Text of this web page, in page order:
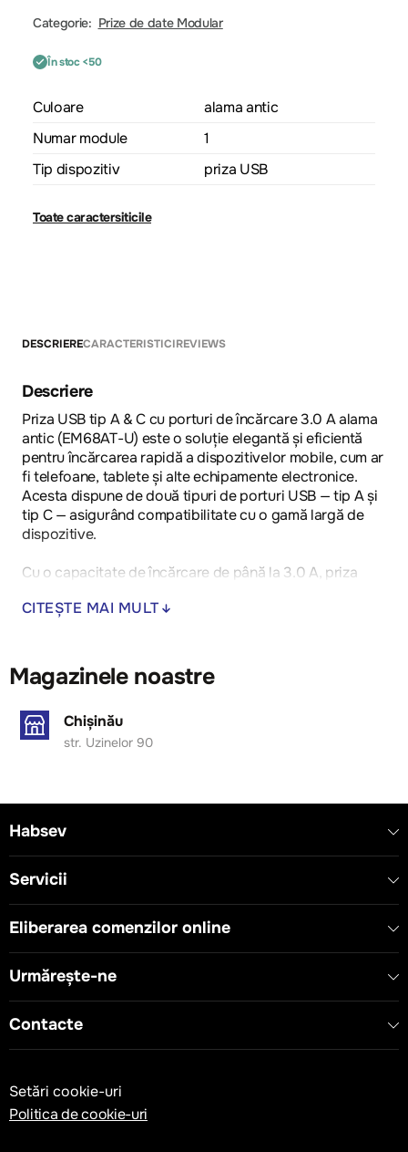
Categorie: Prize de date Modular
În stoc <50
Culoare
alama antic
Numar module
1
Tip dispozitiv
priza USB
Toate caractersiticile
DESCRIERECARACTERISTICIREVIEWS
Descriere
Priza USB tip A & C cu porturi de încărcare 3.0 A alama
antic (EM68AT-U) este o soluție elegantă și eficientă
pentru încărcarea rapidă a dispozitivelor mobile, cum ar
fi telefoane, tablete și alte echipamente electronice.
Acesta dispune de două tipuri de porturi USB — tip A și
tip C — asigurând compatibilitate cu o gamă largă de
dispozitive.
Cu o capacitate de încărcare de până la 3.0 A, priza
îmbunătățind performanța procesului de încărcare.
integra într-o varietate de interioare, de la birouri și
camere de zi până la spații comerciale.
CITEȘTE MAI MULT
Magazinele noastre
Chișinău
str. Uzinelor 90
Habsev
Servicii
Eliberarea comenzilor online
Urmărește-ne
Contacte
Setări cookie-uri
Politica de cookie-uri